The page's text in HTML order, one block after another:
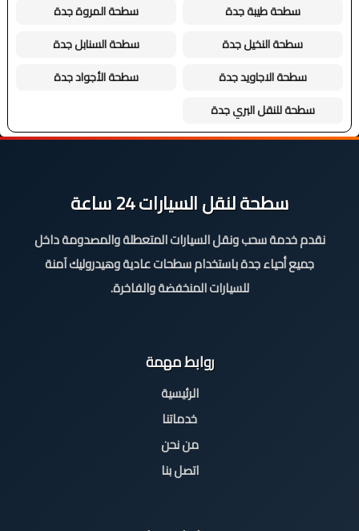
سطحة طيبة جدة
سطحة المروة جدة
سطحة النخيل جدة
سطحة السنابل جدة
سطحة الاجاويد جدة
سطحة الأجواد جدة
سطحة للنقل البري جدة
سطحة لنقل السيارات 24 ساعة
نقدم خدمة سحب ونقل السيارات المتعطلة والمصدومة داخل
جميع أحياء جدة باستخدام سطحات عادية وهيدروليك آمنة
للسيارات المنخفضة والفاخرة.
روابط مهمة
الرئيسية
خدماتنا
من نحن
اتصل بنا